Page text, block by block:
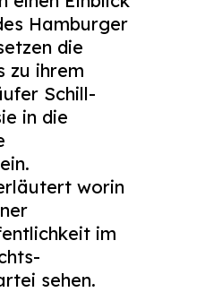
Hamburger
die
zu ihrem
Schill-
in die
worin
im
sehen.